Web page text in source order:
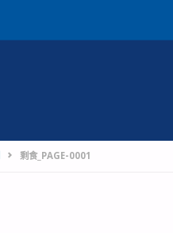
剩食_PAGE-0001